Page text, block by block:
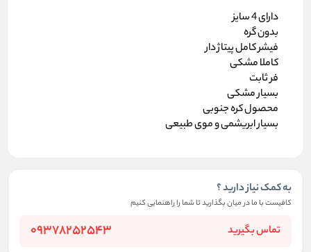
دارای 4 سایز
بدون گره
فیشر کامل پیتاژ دار
کاملا مشکی
فر ثابت
بسیار مشکی
محصول کره جنوبی
بسیار ابریشمی و موی طبیعی
به کمک نیاز دارید ؟
کافیست با ما در میان بگذارید تا شما را راهنمایی کنیم
تماس بگیرید 09378252543